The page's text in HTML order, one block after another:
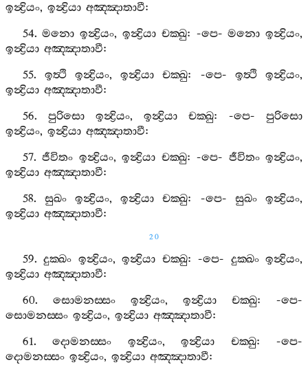
ඉන්‍ද්‍රියං, ඉන්‍ද්‍රියා අඤ‍්ඤාතාවී:
54.මනො ඉන්‍ද්‍රියං, ඉන්‍ද්‍රියා චක‍්ඛු: -පෙ-මනො ඉන්‍ද්‍රියං,
ඉන්‍ද්‍රියා අඤ‍්ඤාතාවී:
55. ඉත්‍ථි ඉන්‍ද්‍රියං,ඉන්‍ද්‍රියා චක‍්ඛු: -පෙ- ඉත්‍ථි ඉන්‍ද්‍රියං,
ඉන්‍ද්‍රියා අඤ‍්ඤාතාවී:
56. පුරිසො ඉන්‍ද්‍රියං, ඉන්‍ද්‍රියා චක‍්ඛු: -පෙ- පුරිසො
ඉන්‍ද්‍රියං, ඉන්‍ද්‍රියා අඤ‍්ඤාතාවී:
57.ජීවිතං ඉන්‍ද්‍රියං,ඉන්‍ද්‍රියා චක‍්ඛු: -පෙ- ජීවිතං ඉන්‍ද්‍රියං,
ඉන්‍ද්‍රියා අඤ‍්ඤාතාවී:
58. සුඛං ඉන්‍ද්‍රියං,ඉන්‍ද්‍රියා චක‍්ඛු: -පෙ- සුඛං ඉන්‍ද්‍රියං,
ඉන්‍ද්‍රියා අඤ‍්ඤාතාවී:
20
59.දුක‍්ඛං ඉන්‍ද්‍රියං,ඉන්‍ද්‍රියා චක‍්ඛු: -පෙ- දුක‍්ඛං ඉන්‍ද්‍රියං,
ඉන්‍ද්‍රියා අඤ‍්ඤාතාවී:
60. සොමනස‍්සං ඉන්‍ද්‍රියං, ඉන්‍ද්‍රියා චක‍්ඛු: -පෙ-
සොමනස‍්සං ඉන්‍ද්‍රියං, ඉන්‍ද්‍රියා අඤ‍්ඤාතාවී:
61.දොමනස‍්සං ඉන්‍ද්‍රියං,ඉන්‍ද්‍රියා චක‍්ඛු: -පෙ-
දොමනස‍්සං ඉන්‍ද්‍රියං, ඉන්‍ද්‍රියා අඤ‍්ඤාතාවී: